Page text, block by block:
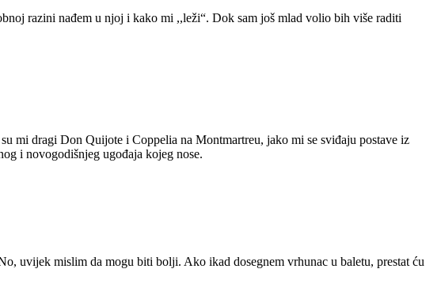
razini nađem u njoj i kako mi ,,leži“. Dok sam još mlad volio bih više raditi
dragi Don Quijote i Coppelia na Montmartreu, jako mi se sviđaju postave iz
i novogodišnjeg ugođaja kojeg nose.
uvijek mislim da mogu biti bolji. Ako ikad dosegnem vrhunac u baletu, prestat ću